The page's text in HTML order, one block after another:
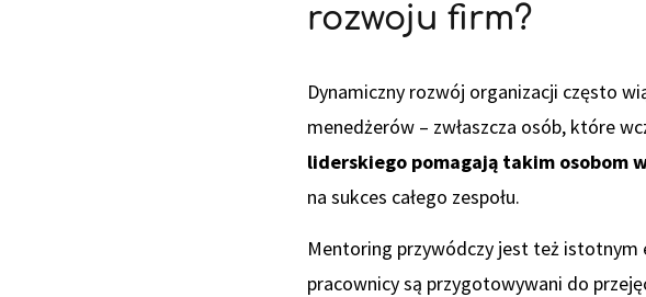
rozwoju firm?
Dynamiczny rozwój organizacji często
menedżerów – zwłaszcza osób, które
liderskiego pomagają takim osobom
na sukces całego zespołu.
Mentoring przywódczy jest też
pracownicy są przygotowywani do